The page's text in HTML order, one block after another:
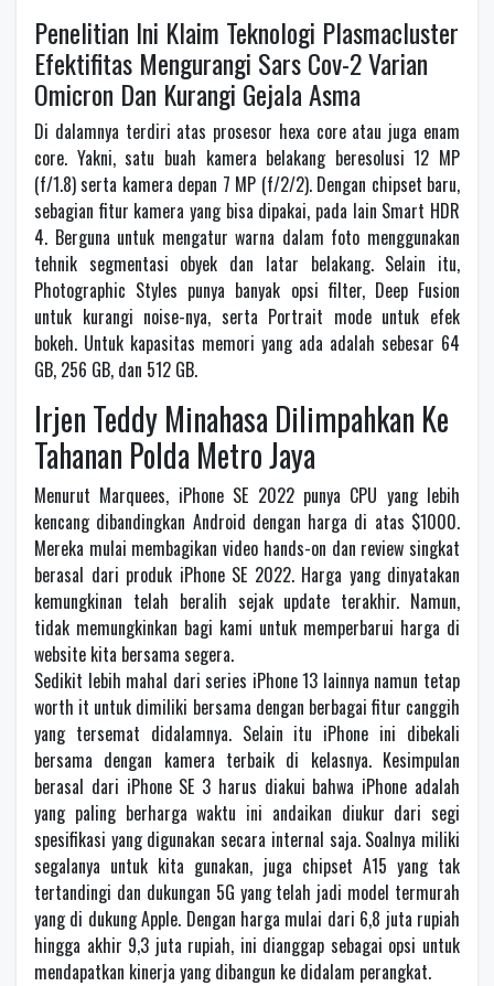
Penelitian Ini Klaim Teknologi Plasmacluster
Efektifitas Mengurangi Sars Cov-2 Varian
Omicron Dan Kurangi Gejala Asma
Di dalamnya terdiri atas prosesor hexa core atau juga enam
core. Yakni, satu buah kamera belakang beresolusi 12 MP
(f/1.8) serta kamera depan 7 MP (f/2/2). Dengan chipset baru,
sebagian fitur kamera yang bisa dipakai, pada lain Smart HDR
4. Berguna untuk mengatur warna dalam foto menggunakan
tehnik segmentasi obyek dan latar belakang. Selain itu,
Photographic Styles punya banyak opsi filter, Deep Fusion
untuk kurangi noise-nya, serta Portrait mode untuk efek
bokeh. Untuk kapasitas memori yang ada adalah sebesar 64
GB, 256 GB, dan 512 GB.
Irjen Teddy Minahasa Dilimpahkan Ke
Tahanan Polda Metro Jaya
Menurut Marquees, iPhone SE 2022 punya CPU yang lebih
kencang dibandingkan Android dengan harga di atas $1000.
Mereka mulai membagikan video hands-on dan review singkat
berasal dari produk iPhone SE 2022. Harga yang dinyatakan
kemungkinan telah beralih sejak update terakhir. Namun,
tidak memungkinkan bagi kami untuk memperbarui harga di
website kita bersama segera.
Sedikit lebih mahal dari series iPhone 13 lainnya namun tetap
worth it untuk dimiliki bersama dengan berbagai fitur canggih
yang tersemat didalamnya. Selain itu iPhone ini dibekali
bersama dengan kamera terbaik di kelasnya. Kesimpulan
berasal dari iPhone SE 3 harus diakui bahwa iPhone adalah
yang paling berharga waktu ini andaikan diukur dari segi
spesifikasi yang digunakan secara internal saja. Soalnya miliki
segalanya untuk kita gunakan, juga chipset A15 yang tak
tertandingi dan dukungan 5G yang telah jadi model termurah
yang di dukung Apple. Dengan harga mulai dari 6,8 juta rupiah
hingga akhir 9,3 juta rupiah, ini dianggap sebagai opsi untuk
mendapatkan kinerja yang dibangun ke didalam perangkat.